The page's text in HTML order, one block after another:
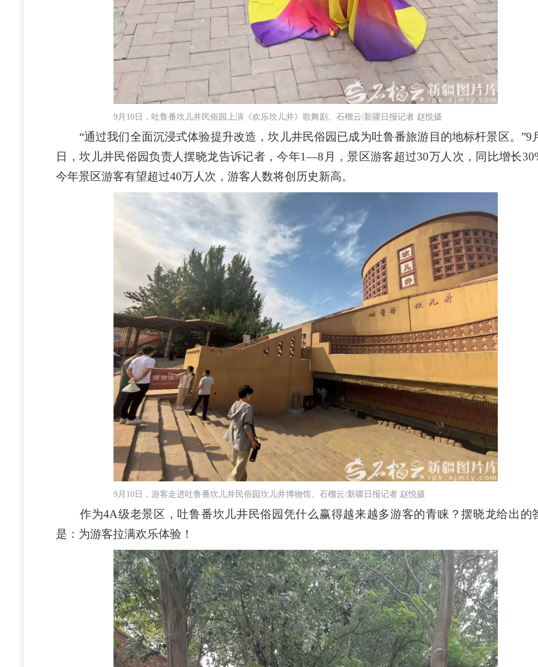
9月10日，吐鲁番坎儿井民俗园上演《欢乐坎儿井》歌舞剧。石榴云/新疆日报记者 赵悦摄
“通过我们全面沉浸式体验提升改造，坎儿井民俗园已成为吐鲁番旅游目的地标杆景区。”9
日，坎儿井民俗园负责人摆晓龙告诉记者，今年1—8月，景区游客超过30万人次，同比增长
今年景区游客有望超过40万人次，游客人数将创历史新高。
9月10日，游客走进吐鲁番坎儿井民俗园坎儿井博物馆。石榴云/新疆日报记者 赵悦摄
作为4A级老景区，吐鲁番坎儿井民俗园凭什么赢得越来越多游客的青睐？摆晓龙给出的
是：为游客拉满欢乐体验！